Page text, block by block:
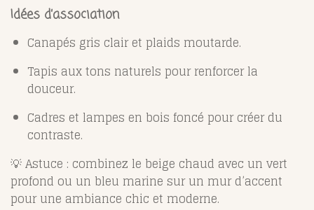
Idées d’association
Canapés gris clair et plaids moutarde.
Tapis aux tons naturels pour renforcer la
douceur.
Cadres et lampes en bois foncé pour créer du
contraste.
💡 Astuce : combinez le beige chaud avec un vert
profond ou un bleu marine sur un mur d’accent
pour une ambiance chic et moderne.